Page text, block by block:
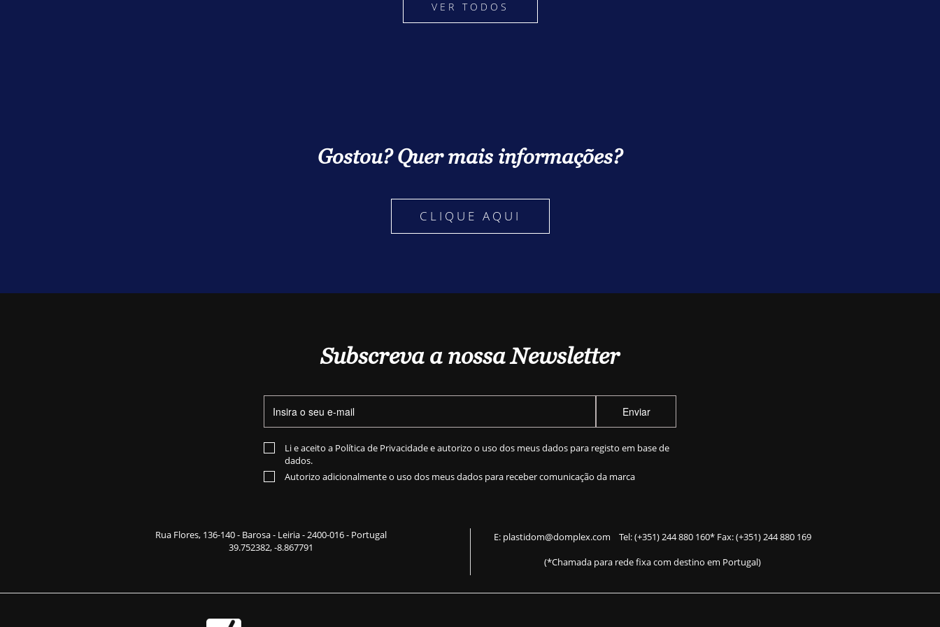
VER TODOS
Gostou? Quer mais informações?
CLIQUE AQUI
Subscreva a nossa Newsletter
Enviar
Li e aceito a Política de Privacidadee autorizo o uso dos meus dados para registo em base de
dados.
Autorizo adicionalmente o uso dos meus dados para receber comunicação da marca
Rua Flores, 136-140- Barosa - Leiria - 2400-016 - Portugal
39.752382, -8.867791
E: plastidom@domplex.com Tel:(+351) 244 880 160* Fax: (+351) 244 880 169
(*Chamada para rede fixa com destino em Portugal)